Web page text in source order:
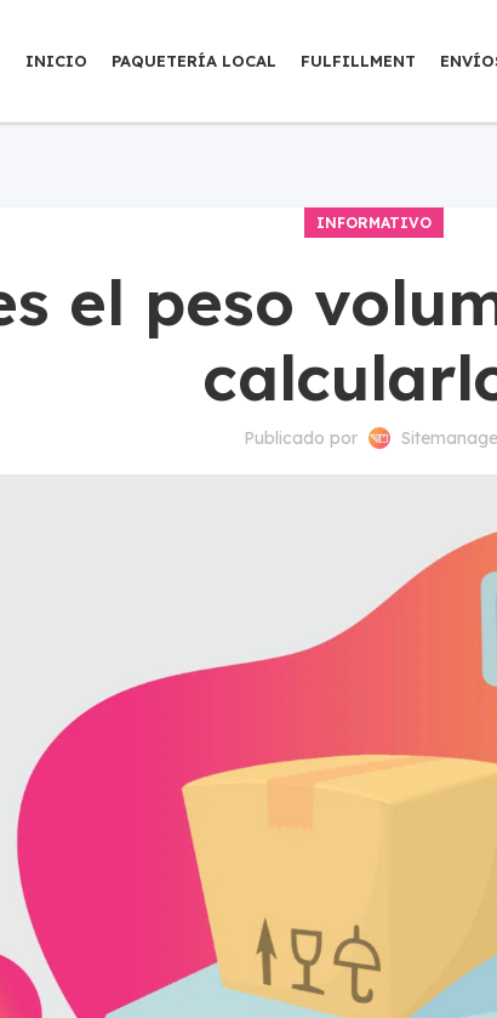
INICIO PAQUETERÍA LOCAL FULFILLMENT
INFORMATIVO
el peso
Publicado por